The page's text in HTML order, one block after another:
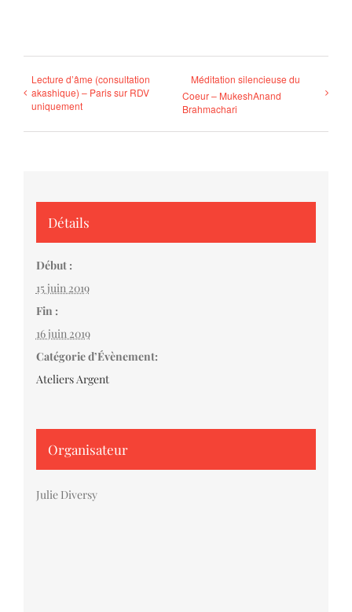
Lecture d’âme (consultation
akashique) – Paris sur RDV
uniquement
Méditation silencieuse du
Coeur – MukeshAnand
Brahmachari
Détails
Début :
15 juin 2019
Fin :
16 juin 2019
Catégorie d’Évènement:
Ateliers Argent
Organisateur
Julie Diversy